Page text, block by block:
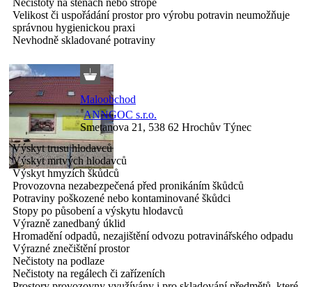
Nečistoty na stěnách nebo stropě
Velikost či uspořádání prostor pro výrobu potravin neumožňuje
správnou hygienickou praxi
Nevhodně skladované potraviny
Maloobchod
ANNGOC s.r.o.
Smetanova 21, 538 62 Hrochův Týnec
Výskyt trusu hlodavců
Výskyt mrtvých hlodavců
Výskyt hmyzích škůdců
Provozovna nezabezpečená před pronikáním škůdců
Potraviny poškozené nebo kontaminované škůdci
Stopy po působení a výskytu hlodavců
Výrazně zanedbaný úklid
Hromadění odpadů, nezajištění odvozu potravinářského odpadu
Výrazné znečištění prostor
Nečistoty na podlaze
Nečistoty na regálech či zařízeních